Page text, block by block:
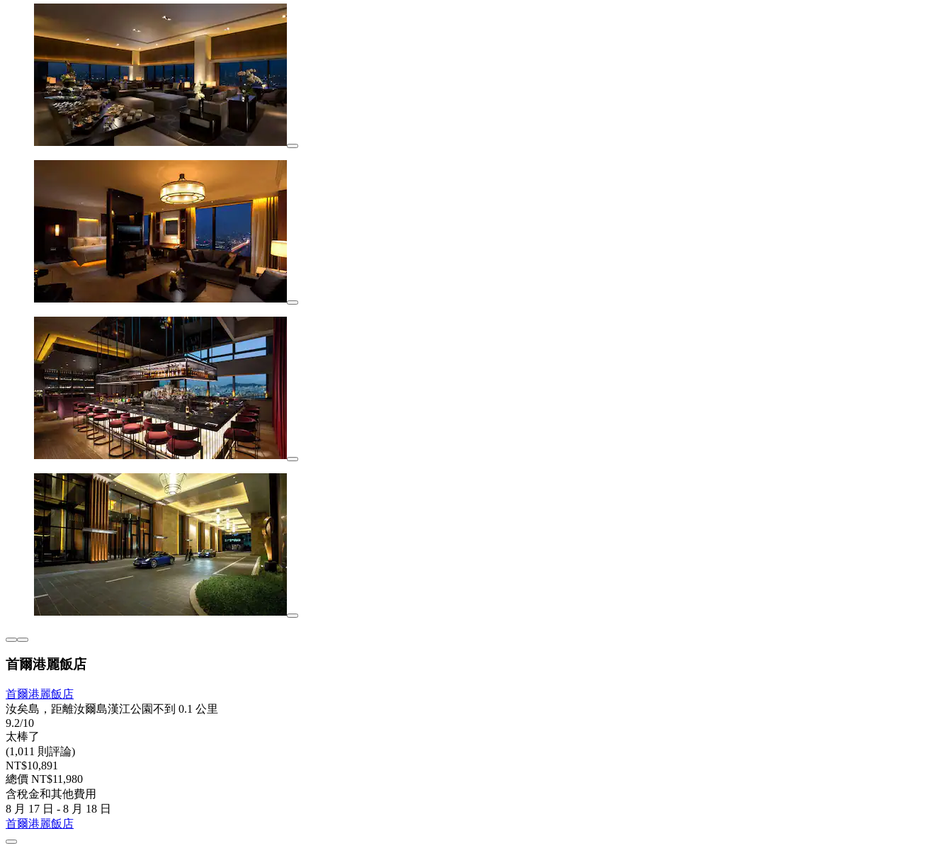
首爾港麗飯店
首爾港麗飯店
汝矣島，距離汝爾島漢江公園不到 0.1 公里
9.2/10
太棒了
(1,011 則評論)
NT$10,891
總價 NT$11,980
含稅金和其他費用
8 月 17 日 - 8 月 18 日
首爾港麗飯店